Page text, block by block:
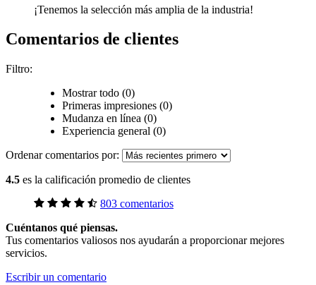
¡Tenemos la selección más amplia de la industria!
Comentarios de clientes
Filtro:
Mostrar todo (0)
Primeras impresiones (0)
Mudanza en línea (0)
Experiencia general (0)
Ordenar comentarios por:
4.5 es la calificación promedio de clientes
803 comentarios
Cuéntanos qué piensas.
Tus comentarios valiosos nos ayudarán a proporcionar mejores
servicios.
Escribir un comentario